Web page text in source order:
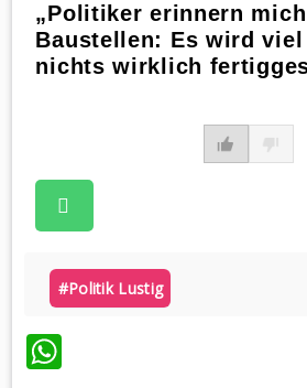
„Politiker erinnern
Baustellen: Es wird viel
nichts wirklich
#politik Lustig
WhatsApp